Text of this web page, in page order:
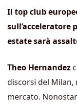
Il top club
sull’acceleratore
estate sarà
Theo Hernandez
discorsi del
mercato.